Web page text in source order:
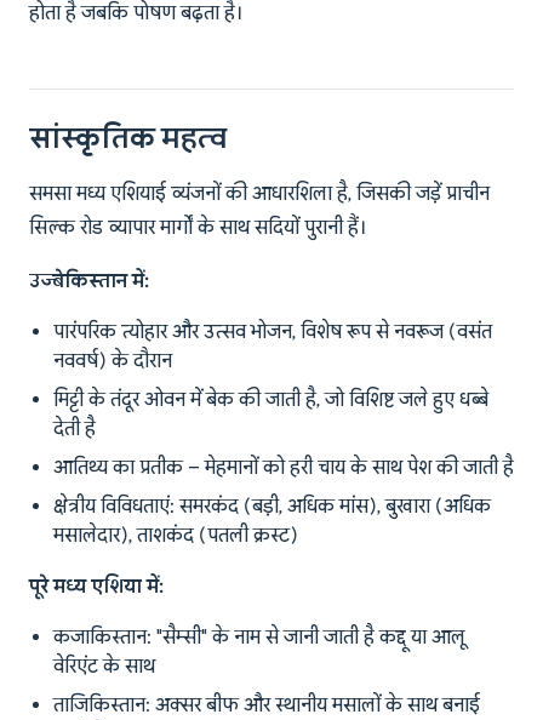
होता है जबकि पोषण बढ़ता है।
सांस्कृतिक महत्व
समसा मध्य एशियाई व्यंजनों की आधारशिला है, जिसकी जड़ें प्राचीन
सिल्क रोड व्यापार मार्गों के साथ सदियों पुरानी हैं।
उज्बेकिस्तान में:
पारंपरिक त्योहार और उत्सव भोजन, विशेष रूप से नवरूज (वसंत
नववर्ष) के दौरान
मिट्टी के तंदूर ओवन में बेक की जाती है, जो विशिष्ट जले हुए धब्बे
देती है
आतिथ्य का प्रतीक – मेहमानों को हरी चाय के साथ पेश की जाती है
क्षेत्रीय विविधताएं: समरकंद (बड़ी, अधिक मांस), बुखारा (अधिक
मसालेदार), ताशकंद (पतली क्रस्ट)
पूरे मध्य एशिया में:
कजाकिस्तान: "सैम्सी" के नाम से जानी जाती है कद्दू या आलू
वेरिएंट के साथ
ताजिकिस्तान: अक्सर बीफ और स्थानीय मसालों के साथ बनाई